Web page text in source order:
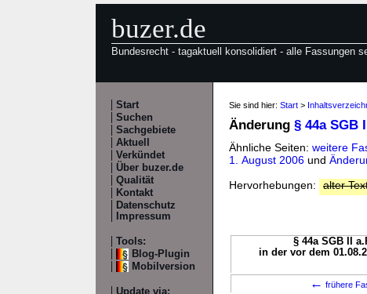
buzer.de
Bundesrecht - tagaktuell konsolidiert - alle Fassungen
Start
Suchen
Sachgebiete
Aktuell
Verkündet
Über buzer.de
Qualität
Kontakt
Datenschutz
Impressum
Tools:
Blog-Plugin
Mobilversion
Update via:
Sie sind hier: Start >
Änderung § 44a SGB
Ähnliche Seiten: weitere
1. August 2006 und
Hervorhebungen:
alter
§ 44a SGB II
in der vor dem
← frühere